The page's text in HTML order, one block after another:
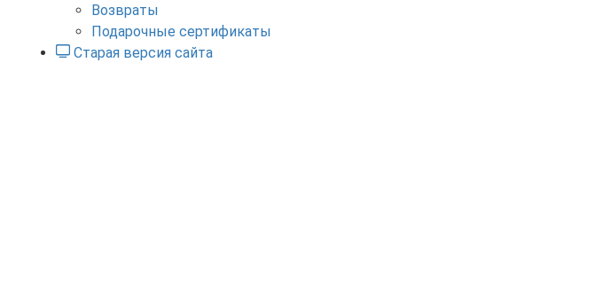
Возвраты
Подарочные сертификаты
Старая версия сайта